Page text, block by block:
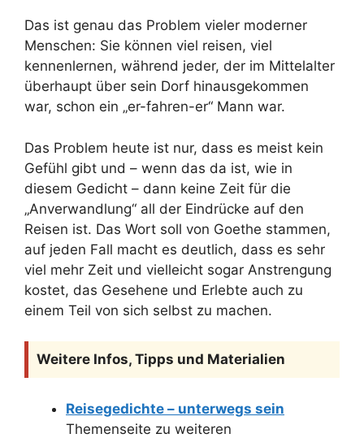
Das ist genau das Problem vieler moderner
Menschen: Sie können viel reisen, viel
kennenlernen, während jeder, der im Mittelalter
überhaupt über sein Dorf hinausgekommen
war, schon ein „er-fahren-er“ Mann war.
Das Problem heute ist nur, dass es meist kein
Gefühl gibt und – wenn das da ist, wie in
diesem Gedicht – dann keine Zeit für die
„Anverwandlung“ all der Eindrücke auf den
Reisen ist. Das Wort soll von Goethe stammen,
auf jeden Fall macht es deutlich, dass es sehr
viel mehr Zeit und vielleicht sogar Anstrengung
kostet, das Gesehene und Erlebte auch zu
einem Teil von sich selbst zu machen.
Weitere Infos, Tipps und Materialien
Reisegedichte – unterwegs sein
Themenseite zu weiteren